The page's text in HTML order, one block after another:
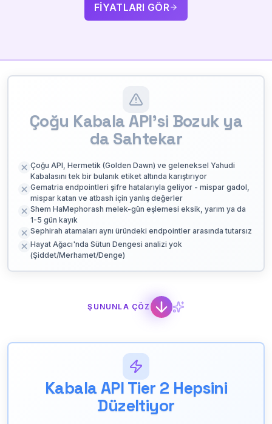
FIYATLARI GÖR
Çoğu Kabala API'si Bozuk ya
da Sahtekar
Çoğu API, Hermetik (Golden Dawn) ve geleneksel Yahudi
Kabalasını tek bir bulanık etiket altında karıştırıyor
Gematria endpointleri şifre hatalarıyla geliyor - mispar gadol,
mispar katan ve atbash için yanlış değerler
Shem HaMephorash melek-gün eşlemesi eksik, yarım ya da
1-5 gün kayık
Sephirah atamaları aynı üründeki endpointler arasında tutarsız
Hayat Ağacı'nda Sütun Dengesi analizi yok
(Şiddet/Merhamet/Denge)
ŞUNUNLA ÇÖZ
Kabala API Tier 2 Hepsini
Düzeltiyor